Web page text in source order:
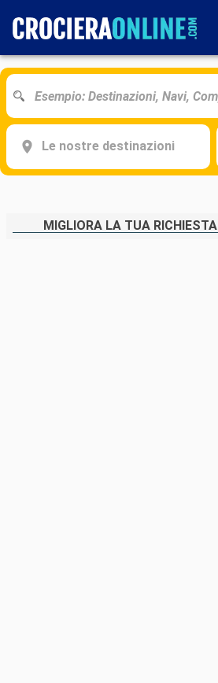
Le nostre destinazioni
MIGLIORA LA TUA RICHIESTA